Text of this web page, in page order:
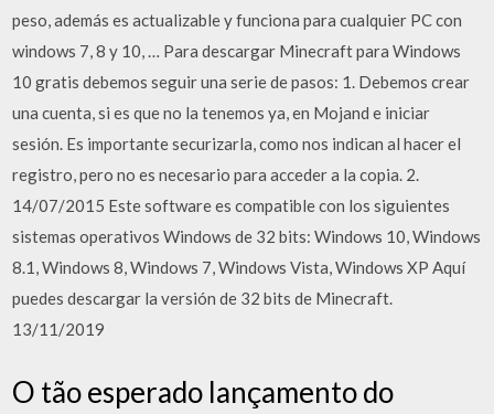
peso, además es actualizable y funciona para cualquier PC con
windows 7, 8 y 10, … Para descargar Minecraft para Windows
10 gratis debemos seguir una serie de pasos: 1. Debemos crear
una cuenta, si es que no la tenemos ya, en Mojand e iniciar
sesión. Es importante securizarla, como nos indican al hacer el
registro, pero no es necesario para acceder a la copia. 2.
14/07/2015 Este software es compatible con los siguientes
sistemas operativos Windows de 32 bits: Windows 10, Windows
8.1, Windows 8, Windows 7, Windows Vista, Windows XP Aquí
puedes descargar la versión de 32 bits de Minecraft.
13/11/2019
O tão esperado lançamento do